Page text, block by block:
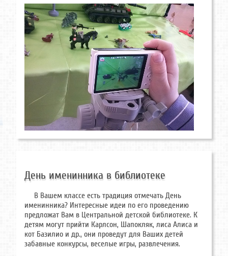
День именинника в библиотеке
В Вашем классе есть традиция отмечать День
именинника? Интересные идеи по его проведению
предложат Вам в Центральной детской библиотеке. К
детям могут прийти Карлсон, Шапокляк, лиса Алиса и
кот Базилио и др., они проведут для Ваших детей
забавные конкурсы, веселые игры, развлечения.